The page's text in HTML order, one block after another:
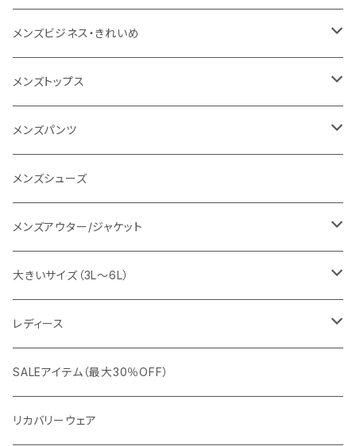
1PIU1UGUALE3 RELAX
go slow caravan
SY32 by SWEET YEARS
URBAN SQUARE
EDWIN
snow peak
G-stage
TETEHOMME
TAION
レディース
メンズ
レディース
メンズビジネス・きれいめ
スーツ
カジュアルセットアップ
スラックス
ワイシャツ
シューズ
フォーマル
Tシャツ/ポロシャツ
メンズトップス
Tシャツ/カットソー
シャツ/ポロシャツ
パーカー/スウェット
ニット
メンズパンツ
デニムパンツ
イージーパンツ
スラックス
メンズシューズ
メンズアウター/ジャケット
ジャケット
カジュアルジャケット
ビジネスジャケット
ブルゾン
コート
マウンテンパーカー/アウトドア
大きいサイズ（3L～6L）
ビジネス
セットアップ
ワイシャツ
カジュアル
ニット/Tシャツ/カットソー
アウター
レディース
アウター
トップス（ブラウス/カットソー）
SALEアイテム（最大30％OFF）
リカバリーウェア